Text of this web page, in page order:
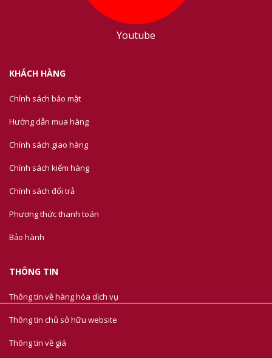
Youtube
KHÁCH HÀNG
Chính sách bảo mật
Hướng dẫn mua hàng
Chính sách giao hàng
Chính sách kiểm hàng
Chính sách đổi trả
Phương thức thanh toán
Bảo hành
THÔNG TIN
Thông tin về hàng hóa dịch vụ
Thông tin chủ sở hữu website
Thông tin về giá